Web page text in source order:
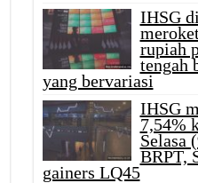
IHSG
rupiah
tengah
yang bervariasi
IHSG
7,54%
Selasa
BRPT,
gainers LQ45